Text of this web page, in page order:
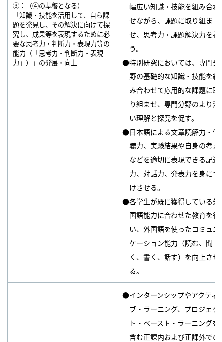
③：（④の基盤となる）
「知識・技能を活用して、自ら課
題を発見し、その解決に向けて探
究し、成果等を表現するために必
要な思考力・判断力・表現力等の
能力（「思考力・判断力・表現
力」）」の発展・向上
幅広い知識・技能を組み合わ
せながら、課題に取り組ま
せ、思考力・課題解決力を養
う。
●特別研究においては、専門分
野の基礎的な知識・技能を組
み合わせて応用的な課題に取
り組ませ、専門分野のより深
い理解と探究を促す。
●日本語による文章読解力・傾
聴力、実験結果や自身の考え
などを適切に表現できる記述
力、対話力、発表力を身につ
けさせる。
●各学生が既に獲得している外
国語能力に合わせた教育を行
い、外国語を使ったコミュニ
ケーション能力（読む、聞
く、書く、話す）を向上させ
る。
●インターンシップやアクティ
ブ・ラーニング、プロジェク
ト・ベースト・ラーニングを
含む正課内および正課外での